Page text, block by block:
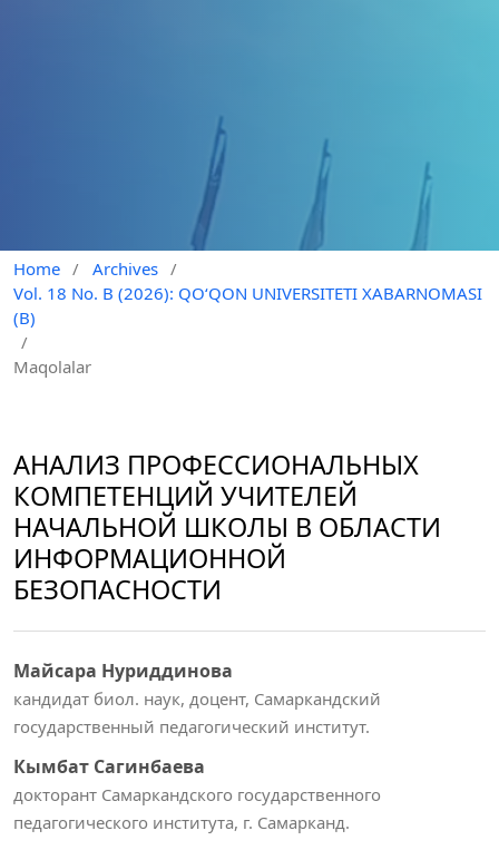
Home / Archives /
Vol. 18 No. B (2026): QO‘QON UNIVERSITETI XABARNOMASI
(B)
/
Maqolalar
АНАЛИЗ ПРОФЕССИОНАЛЬНЫХ
КОМПЕТЕНЦИЙ УЧИТЕЛЕЙ
НАЧАЛЬНОЙ ШКОЛЫ В ОБЛАСТИ
ИНФОРМАЦИОННОЙ
БЕЗОПАСНОСТИ
Майсара Нуриддинова
кандидат биол. наук, доцент, Самаркандский
государственный педагогический институт.
Кымбат Сагинбаева
докторант Самаркандского государственного
педагогического института, г. Самарканд.